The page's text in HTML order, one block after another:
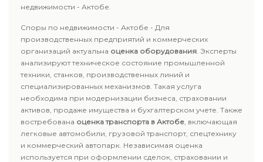
недвижимости - Актобе.
Споры по недвижимости - Актобе - Для
производственных предприятий и коммерческих
организаций актуальна оценка оборудования. Эксперты
анализируют техническое состояние промышленной
техники, станков, производственных линий и
специализированных механизмов. Такая услуга
необходима при модернизации бизнеса, страховании
активов, продаже имущества и бухгалтерском учете. Также
востребована оценка транспорта в Актобе, включающая
легковые автомобили, грузовой транспорт, спецтехнику
и коммерческий автопарк. Независимая оценка
используется при оформлении сделок, страховании и